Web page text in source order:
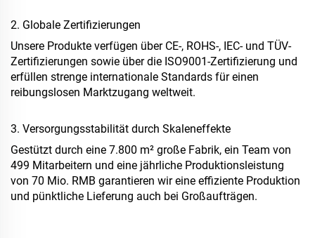
2. Globale Zertifizierungen
Unsere Produkte verfügen über CE-, ROHS-, IEC- und TÜV-
Zertifizierungen sowie über die ISO9001-Zertifizierung und
erfüllen strenge internationale Standards für einen
reibungslosen Marktzugang weltweit.
3. Versorgungsstabilität durch Skaleneffekte
Gestützt durch eine 7.800 m² große Fabrik, ein Team von
499 Mitarbeitern und eine jährliche Produktionsleistung
von 70 Mio. RMB garantieren wir eine effiziente Produktion
und pünktliche Lieferung auch bei Großaufträgen.